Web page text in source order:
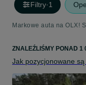
Filtry·1
Markowe auta na OLX!
ZNALEŹLIŚMY PONAD 1
Jak pozycjonowane są